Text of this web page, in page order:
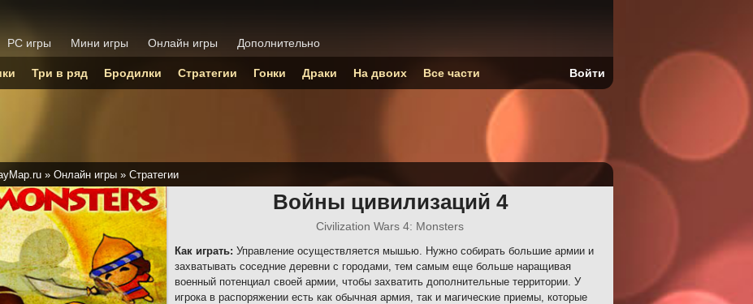
» Онлайн игры » Стратегии
Войны цивилизаций 4
Civilization Wars 4: Monsters
Как играть: Управление осуществляется мышью. Нужно собирать большие армии и
захватывать соседние деревни с городами, тем самым еще больше наращивая
военный потенциал своей армии, чтобы захватить дополнительные территории. У
игрока в распоряжении есть как обычная армия, так и магические приемы, которые
PC игры Мини игры Онлайн игры Дополнительно
Три в ряд Бродилки Стратегии Гонки Драки На двоих Все части Войти